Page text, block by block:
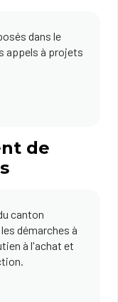
dans le
appels à projets
de
canton
démarches à
à l'achat et